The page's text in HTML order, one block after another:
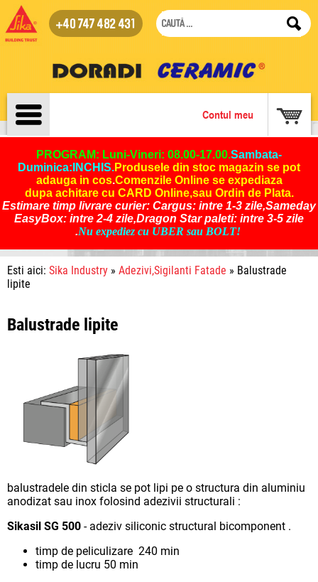
+40 747 482 431
Contul meu
PROGRAM: Luni-Vineri: 08.00-17.00.Sambata-
Duminica:INCHIS.Produsele din stoc magazin se pot
adauga in cos.Comenzile Online se expediaza
dupa achitare cu CARD Online,sau Ordin de Plata.
Estimare timp livrare curier: Cargus: intre 1-3 zile,Sameday
EasyBox: intre 2-4 zile,Dragon Star paleti: intre 3-5 zile
.Nu expediez cu UBER sau BOLT!
Esti aici: Sika Industry » Adezivi,Sigilanti Fatade » Balustrade
lipite
Balustrade lipite
balustradele din sticla se pot lipi pe o structura din aluminiu
anodizat sau inox folosind adezivii structurali :
Sikasil SG 500 - adeziv siliconic structural bicomponent .
timp de peliculizare 240 min
timp de lucru 50 min